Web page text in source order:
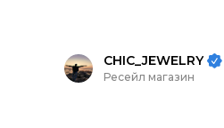
CHIC_JEWELRY
Ресейл магазин